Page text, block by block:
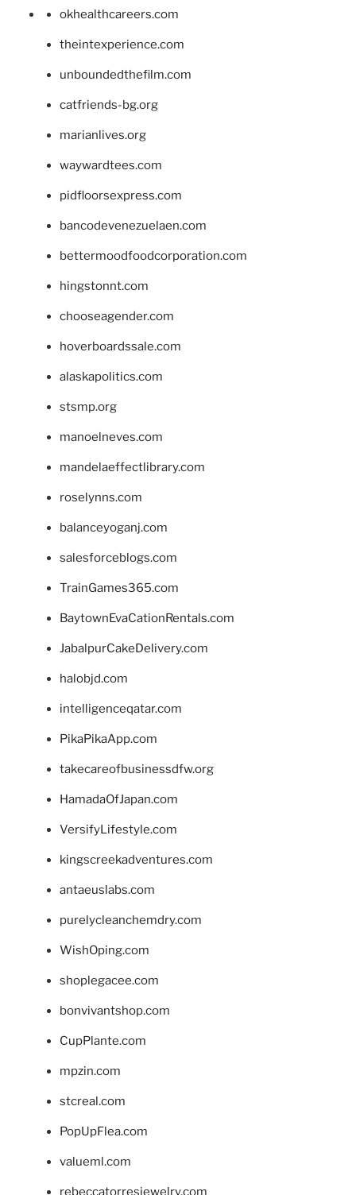
okhealthcareers.com
theintexperience.com
unboundedthefilm.com
catfriends-bg.org
marianlives.org
waywardtees.com
pidfloorsexpress.com
bancodevenezuelaen.com
bettermoodfoodcorporation.com
hingstonnt.com
chooseagender.com
hoverboardssale.com
alaskapolitics.com
stsmp.org
manoelneves.com
mandelaeffectlibrary.com
roselynns.com
balanceyoganj.com
salesforceblogs.com
TrainGames365.com
BaytownEvaCationRentals.com
JabalpurCakeDelivery.com
halobjd.com
intelligenceqatar.com
PikaPikaApp.com
takecareofbusinessdfw.org
HamadaOfJapan.com
VersifyLifestyle.com
kingscreekadventures.com
antaeuslabs.com
purelycleanchemdry.com
WishOping.com
shoplegacee.com
bonvivantshop.com
CupPlante.com
mpzin.com
stcreal.com
PopUpFlea.com
valueml.com
rebeccatorresjewelry.com